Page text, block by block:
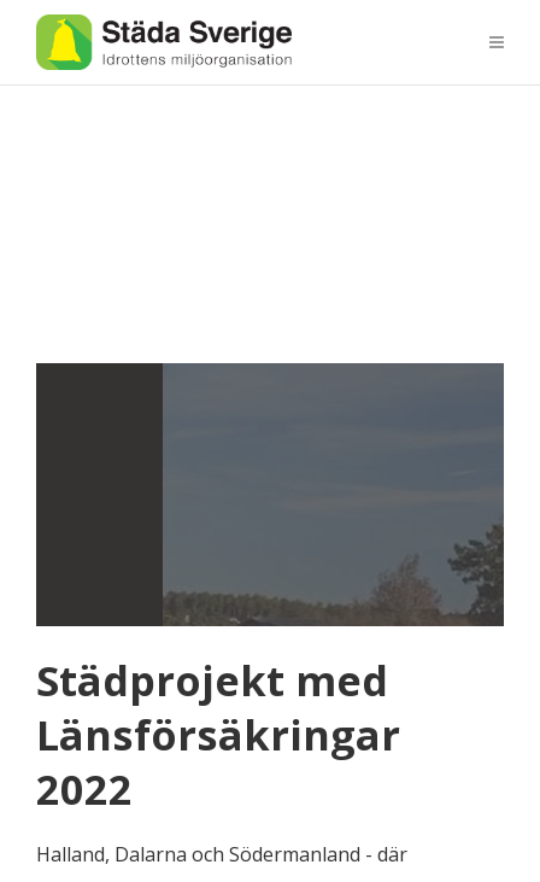
Städprojekt med
Länsförsäkringar
2022
Halland, Dalarna och Södermanland - där